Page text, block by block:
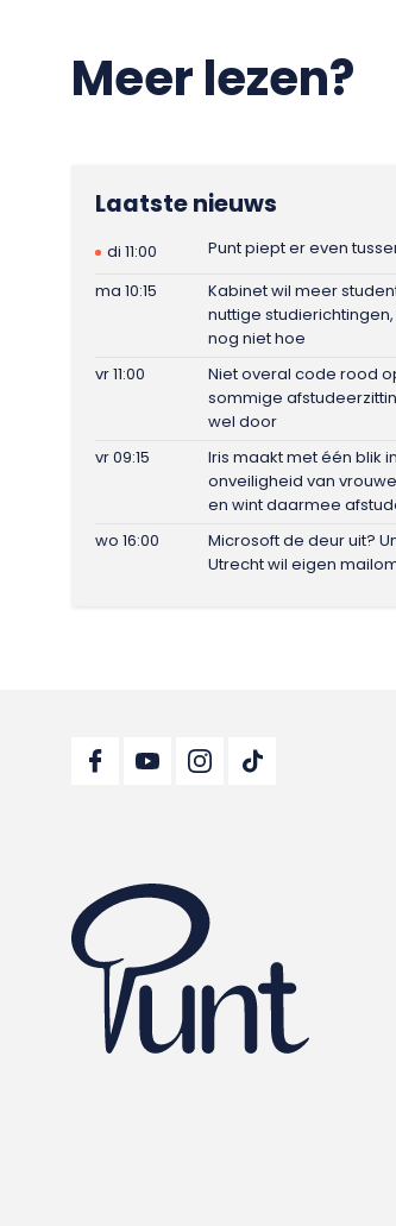
Meer lezen?
Laatste nieuws
di 11:00
Punt piept er even
ma 10:15
Kabinet wil meer
nuttige
nog niet hoe
vr 11:00
Niet overal code rood
sommige
wel door
vr 09:15
Iris maakt met één blik
onveiligheid van
en wint daarmee
wo 16:00
Microsoft de deur uit?
Utrecht wil eigen